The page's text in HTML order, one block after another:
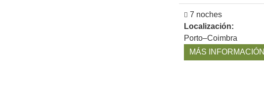
7 noches
Localización:
Porto–Coimbra
MÁS INFORMACIÓN